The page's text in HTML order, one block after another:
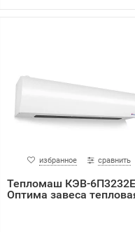
избранное сравнить
Тепломаш КЭВ-6П3232E
Оптима завеса